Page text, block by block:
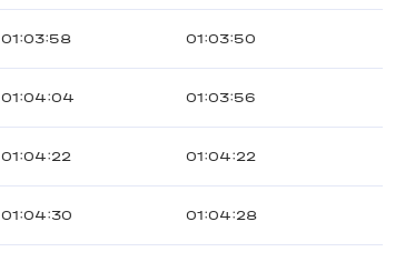
01:03:58 01:03:50
01:04:04 01:03:56
01:04:22 01:04:22
01:04:30 01:04:28